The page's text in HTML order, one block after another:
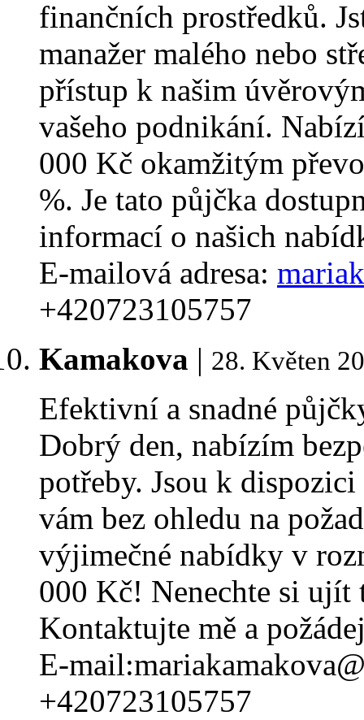
finančních prostředků.
manažer malého nebo
přístup k našim
vašeho podnikání.
000 Kč okamžitým
%. Je tato půjčka
informací o našich
E-mailová adresa:
+420723105757
Kamakova | 28. Květen
Efektivní a snadné
Dobrý den, nabízím
potřeby. Jsou k
vám bez ohledu na
výjimečné nabídky v
000 Kč! Nenechte si
Kontaktujte mě a
E-
+420723105757